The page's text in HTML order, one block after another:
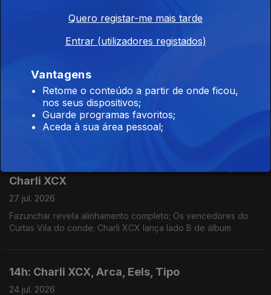
Rubrica de regresso à 3 com Inês Henriques e Catarina
reedita álbum de estreia em vinil colorido
14h: Cinalfama; Pat Metheny; Lídia Jorge
27 jul. 2026
5ª edição de Cinalfama, a partir de hoje, em Lsiboa; Pat
Metheny no Coliseu dos Recreios; Escritora distinguida na
Charli XCX
27 jul. 2026
Fazunchar revela alinhamento completo; Os vencedores do
Curtas Vila do conde; Charli XCX lança lado B de álbum
14h: Charli XCX, Arca, Eels, Tipo
24 jul. 2026
Quero registar-me mais tarde
Entrar (utilizadores registados)
Vantagens
Retome o conteúdo a partir de onde ficou,
nos seus dispositivos;
Guarde programas favoritos;
Aceda à sua área pessoal;